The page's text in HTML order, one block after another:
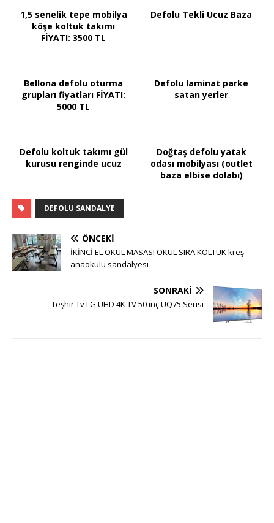
1,5 senelik tepe mobilya
köşe koltuk takımı
FİYATI: 3500 TL
Defolu Tekli Ucuz Baza
Bellona defolu oturma
grupları fiyatları FİYATI:
5000 TL
Defolu laminat parke
satan yerler
Defolu koltuk takımı gül
kurusu renginde ucuz
Doğtaş defolu yatak
odası mobilyası (outlet
baza elbise dolabı)
DEFOLU SANDALYE
ÖNCEKI
İKİNCİ EL OKUL MASASI OKUL SIRA KOLTUK kreş
anaokulu sandalyesi
SONRAKI
Teşhir Tv LG UHD 4K TV 50 inç UQ75 Serisi